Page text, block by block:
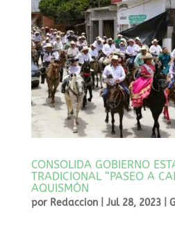
CONSOLIDA GOBIERNO
TRADICIONAL “PASEO A
AQUISMÓN
por Redaccion| Jul 28, 2023|